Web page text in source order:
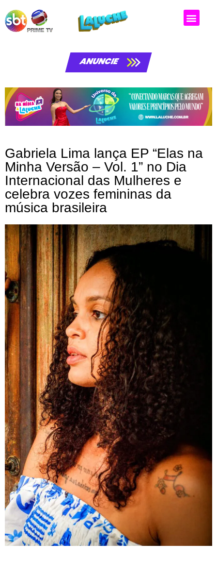
ANUNCIE
Gabriela Lima lança EP “Elas na
Minha Versão – Vol. 1” no Dia
Internacional das Mulheres e
celebra vozes femininas da
música brasileira